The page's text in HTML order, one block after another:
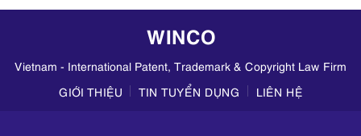
doanh mỹ phẩm
WINCO
Vietnam - International Patent, Trademark & Copyright Law Firm
GIỚI THIỆU
TIN TUYỂN DỤNG LIÊN HỆ